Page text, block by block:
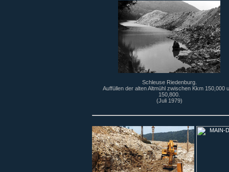
Schleuse Riedenburg.
Auffüllen der alten Altmühl zwischen Kkm 150,000
150,800.
(Juli 1979)